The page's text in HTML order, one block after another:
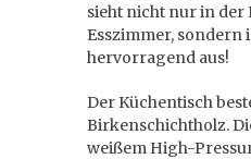
sieht nicht nur in der
Esszimmer, sondern
hervorragend aus!
Der Küchentisch
Birkenschichtholz.
weißem High-